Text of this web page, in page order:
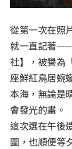
從第一次在照
就一直記著——
社】，被譽為
座鮮紅鳥居蜿
本海，無論是
會發光的畫。
這次選在午後
圍，也順便等